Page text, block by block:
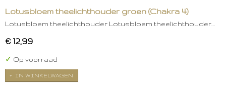
Lotusbloem theelichthouder groen (Chakra 4)
Lotusbloem theelichthouder Lotusbloem theelichthouder…
€ 12,99
✓ Op voorraad
IN WINKELWAGEN